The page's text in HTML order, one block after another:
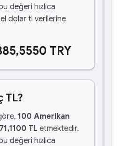
değeri hızlıca
dolar tl verilerine
TRY
TL?
100 Amerikan
TL etmektedir.
değeri hızlıca